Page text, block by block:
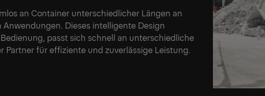
an Container unterschiedlicher Längen an
Dieses intelligente Design
passt sich schnell an unterschiedliche
Partner für effiziente und zuverlässige Leistung.